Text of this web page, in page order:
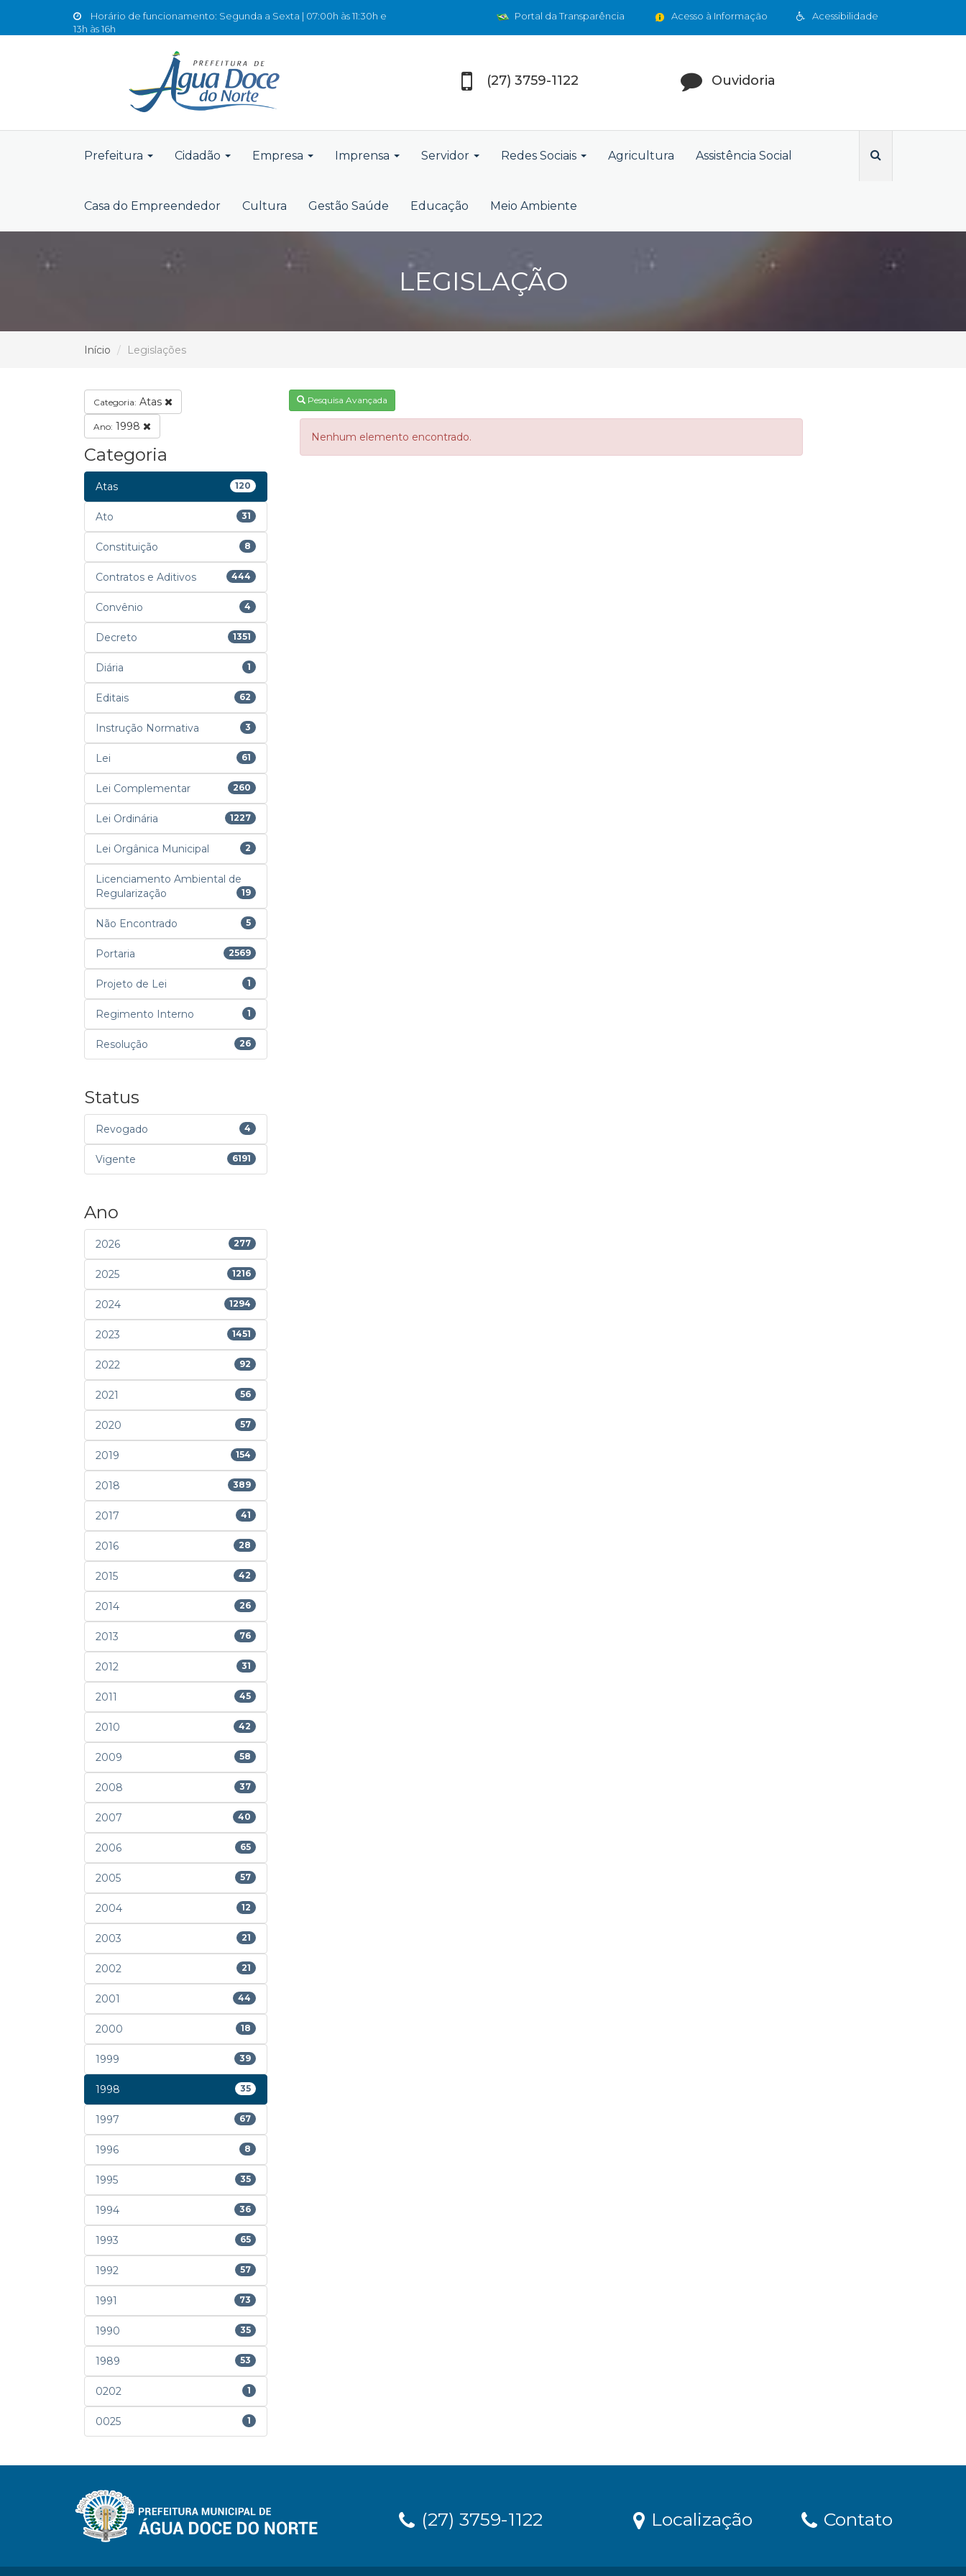
Horário de funcionamento: Segunda a Sexta | 07:00h às 11:30h e
13h às 16h
Acessibilidade
Acesso à Informação
Portal da Transparência
(27) 3759-1122 Ouvidoria
Prefeitura Cidadão Empresa Imprensa Servidor Redes Sociais Agricultura Assistência Social
Casa do Empreendedor Cultura Gestão Saúde Educação Meio Ambiente
LEGISLAÇÃO
Início Legislações
Categoria: Atas
Ano: 1998
Categoria
Atas 120
Ato 31
Constituição 8
Contratos e Aditivos 444
Convênio 4
Decreto 1351
Diária 1
Editais 62
Instrução Normativa 3
Lei 61
Lei Complementar 260
Lei Ordinária 1227
Lei Orgânica Municipal 2
Licenciamento Ambiental de
Regularização
19
Não Encontrado 5
Portaria 2569
Projeto de Lei 1
Regimento Interno 1
Resolução 26
Status
Revogado 4
Vigente 6191
Ano
2026 277
2025 1216
2024 1294
2023 1451
2022 92
2021 56
2020 57
2019 154
2018 389
2017 41
2016 28
2015 42
2014 26
2013 76
2012 31
2011 45
2010 42
2009 58
2008 37
2007 40
2006 65
2005 57
2004 12
2003 21
2002 21
2001 44
2000 18
1999 39
1998 35
1997 67
1996 8
1995 35
1994 36
1993 65
1992 57
1991 73
1990 35
1989 53
0202 1
0025 1
Pesquisa Avançada
Nenhum elemento encontrado.
(27) 3759-1122 Localização Contato